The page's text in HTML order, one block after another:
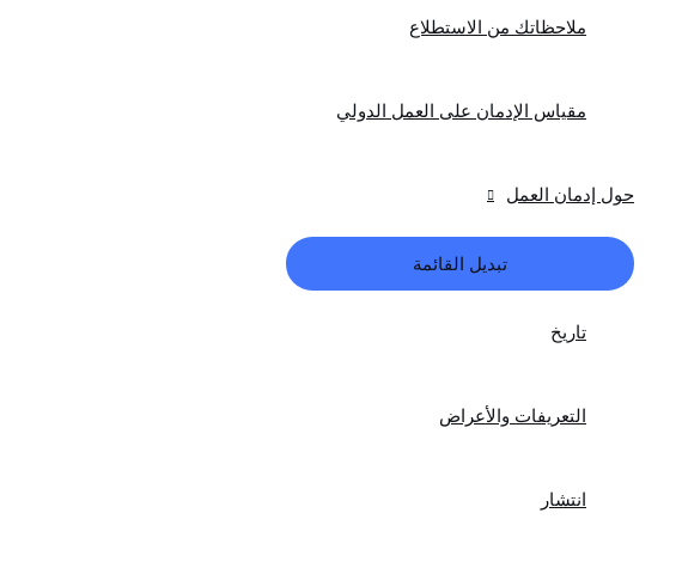
ملاحظاتك من الاستطلاع
مقياس الإدمان على العمل الدولي
حول إدمان العمل
تبديل القائمة
تاريخ
التعريفات والأعراض
انتشار